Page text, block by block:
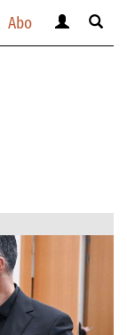
Abo
anzeigen
Suche